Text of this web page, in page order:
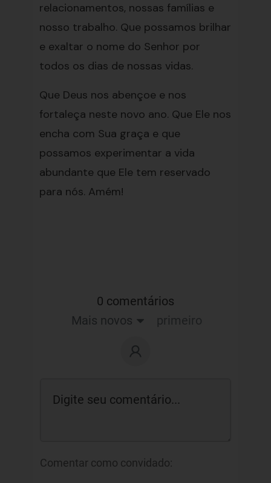
relacionamentos, nossas famílias e
nosso trabalho. Que possamos brilhar
e exaltar o nome do Senhor por
todos os dias de nossas vidas.
Que Deus nos abençoe e nos
fortaleça neste novo ano. Que Ele nos
encha com Sua graça e que
possamos experimentar a vida
abundante que Ele tem reservado
para nós. Amém!
0 comentários
Mais novos
primeiro
Comentar como convidado: